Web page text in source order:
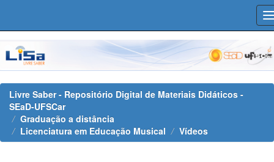
navigation
Livre Saber - Repositório Digital de Materiais Didáticos -
SEaD-UFSCar
Graduação a distância
Licenciatura em Educação Musical
Vídeos